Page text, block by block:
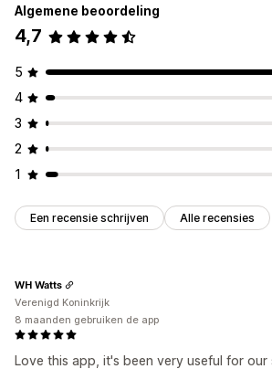
Algemene beoordeling
4,7
5
4
3
2
1
Een recensie schrijven Alle recensies
Love this app, it's been very useful for our
WH Watts
Verenigd Koninkrijk
8 maanden gebruiken de app